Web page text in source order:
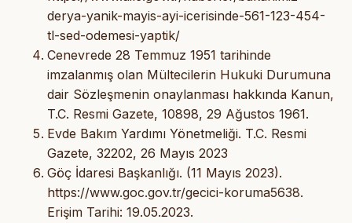
derya-yanik-mayis-ayi-icerisinde-561-123-454-
tl-sed-odemesi-yaptik/
Cenevrede 28 Temmuz 1951 tarihinde
imzalanmış olan Mültecilerin Hukuki Durumuna
dair Sözleşmenin onaylanması hakkında Kanun,
T.C. Resmi Gazete, 10898, 29 Ağustos 1961.
Evde Bakım Yardımı Yönetmeliği. T.C. Resmi
Gazete, 32202, 26 Mayıs 2023
Göç İdaresi Başkanlığı. (11 Mayıs 2023).
https://www.goc.gov.tr/gecici-koruma5638.
Erişim Tarihi: 19.05.2023.